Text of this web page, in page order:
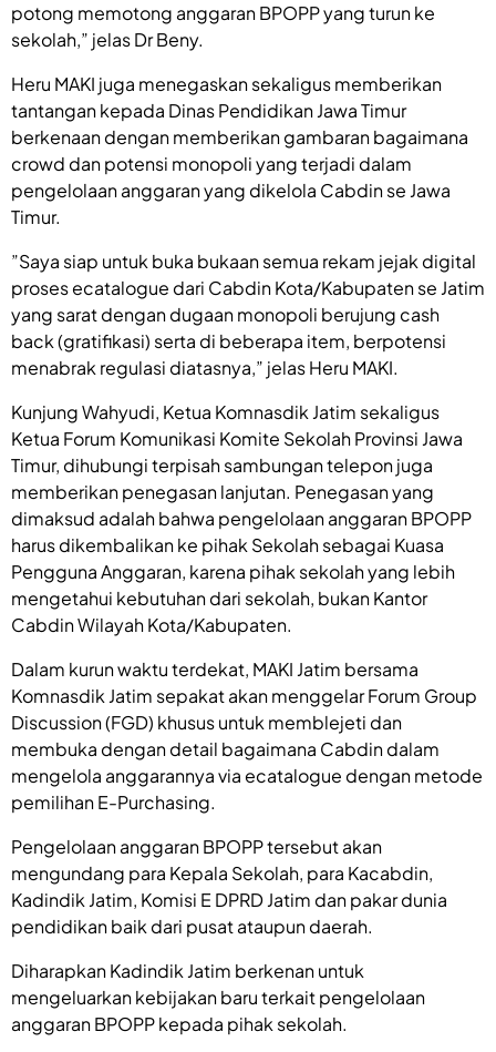
potong memotong anggaran BPOPP yang turun ke
sekolah,” jelas Dr Beny.
Heru MAKI juga menegaskan sekaligus memberikan
tantangan kepada Dinas Pendidikan Jawa Timur
berkenaan dengan memberikan gambaran bagaimana
crowd dan potensi monopoli yang terjadi dalam
pengelolaan anggaran yang dikelola Cabdin se Jawa
Timur.
”Saya siap untuk buka bukaan semua rekam jejak digital
proses ecatalogue dari Cabdin Kota/Kabupaten se Jatim
yang sarat dengan dugaan monopoli berujung cash
back (gratifikasi) serta di beberapa item, berpotensi
menabrak regulasi diatasnya,” jelas Heru MAKI.
Kunjung Wahyudi, Ketua Komnasdik Jatim sekaligus
Ketua Forum Komunikasi Komite Sekolah Provinsi Jawa
Timur, dihubungi terpisah sambungan telepon juga
memberikan penegasan lanjutan. Penegasan yang
dimaksud adalah bahwa pengelolaan anggaran BPOPP
harus dikembalikan ke pihak Sekolah sebagai Kuasa
Pengguna Anggaran, karena pihak sekolah yang lebih
mengetahui kebutuhan dari sekolah, bukan Kantor
Cabdin Wilayah Kota/Kabupaten.
Dalam kurun waktu terdekat, MAKI Jatim bersama
Komnasdik Jatim sepakat akan menggelar Forum Group
Discussion (FGD) khusus untuk memblejeti dan
membuka dengan detail bagaimana Cabdin dalam
mengelola anggarannya via ecatalogue dengan metode
pemilihan E-Purchasing.
Pengelolaan anggaran BPOPP tersebut akan
mengundang para Kepala Sekolah, para Kacabdin,
Kadindik Jatim, Komisi E DPRD Jatim dan pakar dunia
pendidikan baik dari pusat ataupun daerah.
Diharapkan Kadindik Jatim berkenan untuk
mengeluarkan kebijakan baru terkait pengelolaan
anggaran BPOPP kepada pihak sekolah.